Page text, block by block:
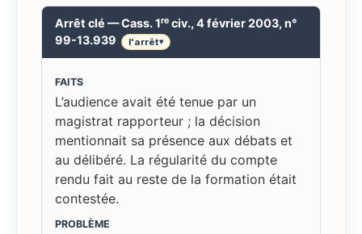
Arrêt clé — Cass. 1re civ., 4 février 2003, n°
99-13.939
l'arrêt▾
FAITS
L’audience avait été tenue par un
magistrat rapporteur ; la décision
mentionnait sa présence aux débats et
au délibéré. La régularité du compte
rendu fait au reste de la formation était
contestée.
PROBLÈME